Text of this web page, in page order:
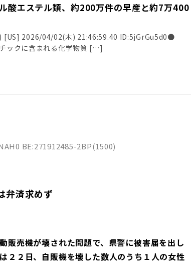
酸エステル類、約200万件の早産と約7万400
[US] 2026/04/02(木) 21:46:59.40 ID:5jGrGu5d0●
ックに含まれる化学物質 […]
BE:271912485-2BP(1500)
弁済求めず
販売機が壊された問題で、県警に被害届を出し
２２日、自販機を壊した数人のうち１人の女性